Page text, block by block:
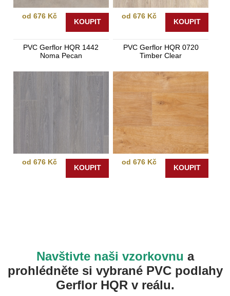
od 676 Kč
KOUPIT
od 676 Kč
KOUPIT
PVC Gerflor HQR 1442
Noma Pecan
od 676 Kč
KOUPIT
PVC Gerflor HQR 0720
Timber Clear
od 676 Kč
KOUPIT
Navštivte naši vzorkovnu a
prohlédněte si vybrané PVC podlahy
Gerflor HQR v reálu.